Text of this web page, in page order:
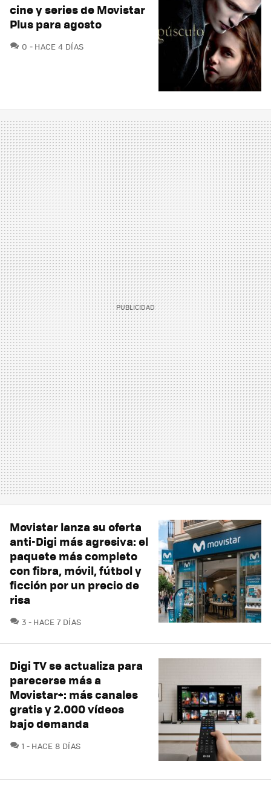
cine y series de Movistar
Plus para agosto
0 COMENTARIOS
HACE 4 DÍAS
Movistar lanza su oferta
anti-Digi más agresiva: el
paquete más completo
con fibra, móvil, fútbol y
ficción por un precio de
risa
3 COMENTARIOS
HACE 7 DÍAS
Digi TV se actualiza para
parecerse más a
Movistar+: más canales
gratis y 2.000 vídeos
bajo demanda
1 COMENTARIOS
HACE 8 DÍAS